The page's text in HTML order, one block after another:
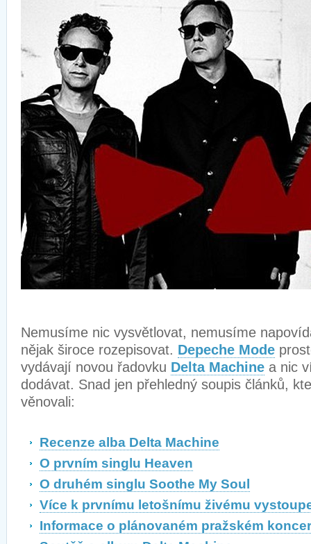
Nemusíme nic vysvětlovat, nemusíme
nějak široce rozepisovat. Depeche Mode
vydávají novou řadovku Delta Machine a nic
dodávat. Snad jen přehledný soupis článků,
věnovali:
Recenze alba Delta Machine
O prvním singlu Heaven
O druhém singlu Soothe My Soul
Více k prvnímu letošnímu živému
Informace o plánovaném pražském